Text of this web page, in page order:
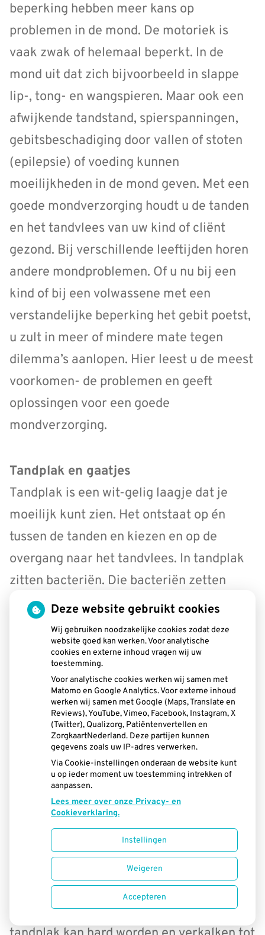
beperking hebben meer kans op
problemen in de mond. De motoriek is
vaak zwak of helemaal beperkt. In de
mond uit dat zich bijvoorbeeld in slappe
lip-, tong- en wangspieren. Maar ook een
afwijkende tandstand, spierspanningen,
gebitsbeschadiging door vallen of stoten
(epilepsie) of voeding kunnen
moeilijkheden in de mond geven. Met een
goede mondverzorging houdt u de tanden
en het tandvlees van uw kind of cliënt
gezond. Bij verschillende leeftijden horen
andere mondproblemen. Of u nu bij een
kind of bij een volwassene met een
verstandelijke beperking het gebit poetst,
u zult in meer of mindere mate tegen
dilemma’s aanlopen. Hier leest u de meest
voorkomen- de problemen en geeft
oplossingen voor een goede
mondverzorging.
Tandplak en gaatjes
Tandplak is een wit-gelig laagje dat je
moeilijk kunt zien. Het ontstaat op én
tussen de tanden en kiezen en op de
overgang naar het tandvlees. In tandplak
zitten bacteriën. Die bacteriën zetten
koolhydraten, zoals suiker en zetmeel uit
voeding en dranken, in de mond om in
zuren. Die zuren veroorzaken gaatjes
(cariës) in het gebit.
Tandplak en ontstoken tandvlees
Gezond tandvlees is roze, ligt strak om de
tanden en kiezen heen en bloedt niet als
de tanden gepoetst worden. Rood,
gezwollen of bloedend tandvlees duidt
tandplak op en tussen de tanden niet goed
verwijdert, zorgen de bacteriën in de
tandplak ervoor dat het tandvlees
ontstoken raakt. Niet verwijderde
Deze website gebruikt cookies
Wij gebruiken noodzakelijke cookies zodat deze
website goed kan werken. Voor analytische
cookies en externe inhoud vragen wij uw
toestemming.
Voor analytische cookies werken wij samen met
Matomo en Google Analytics. Voor externe inhoud
werken wij samen met Google (Maps, Translate en
Reviews), YouTube, Vimeo, Facebook, Instagram, X
(Twitter), Qualizorg, Patiëntenvertellen en
ZorgkaartNederland. Deze partijen kunnen
gegevens zoals uw IP-adres verwerken.
Via Cookie-instellingen onderaan de website kunt
u op ieder moment uw toestemming intrekken of
aanpassen.
Lees meer over onze Privacy- en
Cookieverklaring.
Instellingen
Weigeren
Accepteren